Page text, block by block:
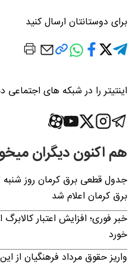
برای دوستانتان ارسال کنید
اینتیتر را در شبکه های اجتماعی
هم اکنون دیگران
برق کرمان اعلام شد
خورد
واریز حقوق مرداد فرهنگیان از